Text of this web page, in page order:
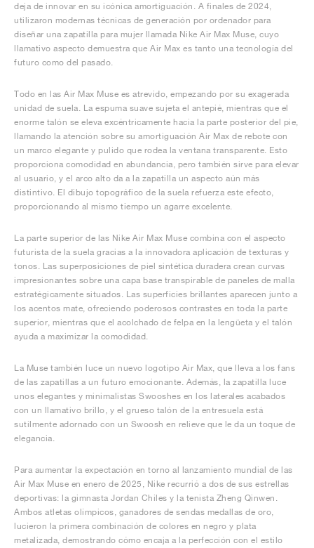
deja de innovar en su icónica amortiguación. A finales de 2024,
utilizaron modernas técnicas de generación por ordenador para
diseñar una zapatilla para mujer llamada Nike Air Max Muse, cuyo
llamativo aspecto demuestra que Air Max es tanto una tecnología del
futuro como del pasado.
Todo en las Air Max Muse es atrevido, empezando por su exagerada
unidad de suela. La espuma suave sujeta el antepié, mientras que el
enorme talón se eleva excéntricamente hacia la parte posterior del pie,
llamando la atención sobre su amortiguación Air Max de rebote con
un marco elegante y pulido que rodea la ventana transparente. Esto
proporciona comodidad en abundancia, pero también sirve para elevar
al usuario, y el arco alto da a la zapatilla un aspecto aún más
distintivo. El dibujo topográfico de la suela refuerza este efecto,
proporcionando al mismo tiempo un agarre excelente.
La parte superior de las Nike Air Max Muse combina con el aspecto
futurista de la suela gracias a la innovadora aplicación de texturas y
tonos. Las superposiciones de piel sintética duradera crean curvas
impresionantes sobre una capa base transpirable de paneles de malla
estratégicamente situados. Las superficies brillantes aparecen junto a
los acentos mate, ofreciendo poderosos contrastes en toda la parte
superior, mientras que el acolchado de felpa en la lengüeta y el talón
ayuda a maximizar la comodidad.
La Muse también luce un nuevo logotipo Air Max, que lleva a los fans
de las zapatillas a un futuro emocionante. Además, la zapatilla luce
unos elegantes y minimalistas Swooshes en los laterales acabados
con un llamativo brillo, y el grueso talón de la entresuela está
sutilmente adornado con un Swoosh en relieve que le da un toque de
elegancia.
Para aumentar la expectación en torno al lanzamiento mundial de las
Air Max Muse en enero de 2025, Nike recurrió a dos de sus estrellas
deportivas: la gimnasta Jordan Chiles y la tenista Zheng Qinwen.
Ambos atletas olímpicos, ganadores de sendas medallas de oro,
lucieron la primera combinación de colores en negro y plata
metalizada, demostrando cómo encaja a la perfección con el estilo